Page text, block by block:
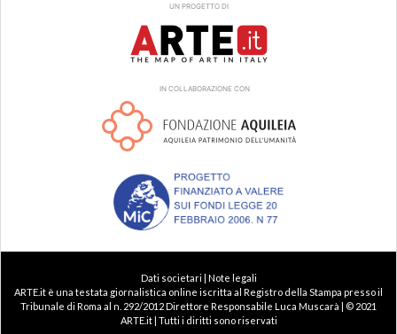
UN PROGETTO DI
IN COLLABORAZIONE CON
Dati societari | Note legali
ARTE.it è una testata giornalistica online iscritta al Registro della Stampa presso il
Tribunale di Roma al n. 292/2012 Direttore Responsabile Luca Muscarà | © 2021
ARTE.it | Tutti i diritti sono riservati